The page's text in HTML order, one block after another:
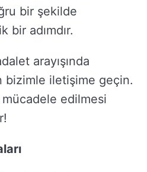
bir şekilde
bir adımdır.
arayışında
bizimle iletişime geçin.
edilmesi